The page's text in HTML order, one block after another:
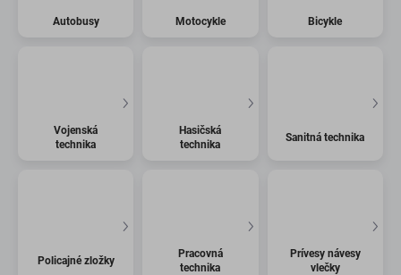
Autobusy Motocykle Bicykle
Vojenská
technika
Hasičská
technika
Sanitná technika
Policajné zložky
Pracovná
technika
Prívesy návesy
vlečky